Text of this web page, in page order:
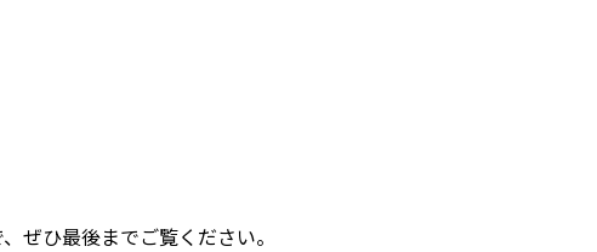
ぜひ最後までご覧ください。